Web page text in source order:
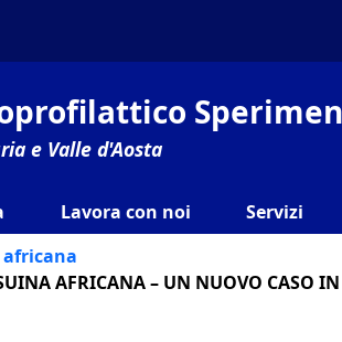
e Valle d'Aosta
Lavora con noi Servizi
africana
AFRICANA – UN NUOVO CASO